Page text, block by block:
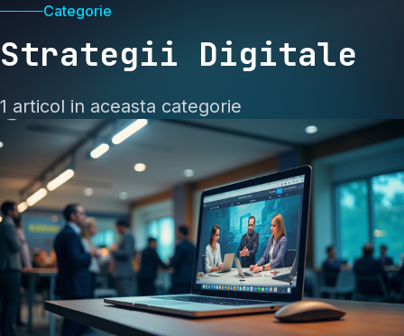
Categorie
Strategii Digitale
1 articol in aceasta categorie